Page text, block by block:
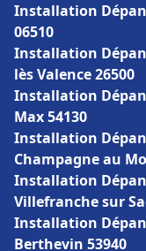
Installation
06510
Installation
lès Valence 26500
Installation
Max 54130
Installation
Champagne au
Installation
Villefranche sur
Installation
Berthevin 53940